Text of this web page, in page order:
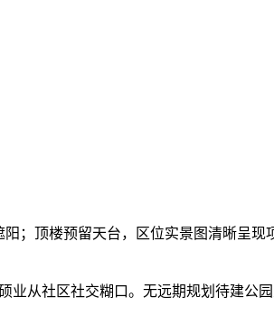
顶楼预留天台，区位实景图清晰呈现
社区社交糊口。无远期规划待建公园